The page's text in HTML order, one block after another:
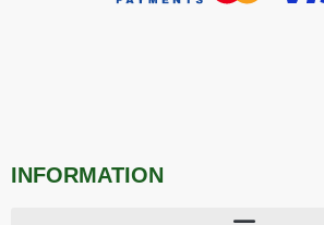
INFORMATION